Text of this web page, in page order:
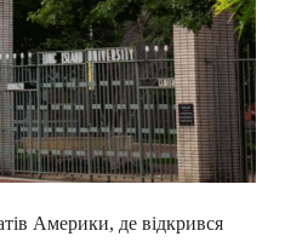
Америки, де відкрився